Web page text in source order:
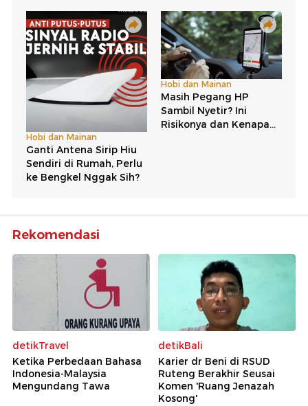
Rekomendasi
detikTravel
Ketika Perbedaan Bahasa
Indonesia-Malaysia
Mengundang Tawa
detikBali
Karier dr Beni di RSUD
Ruteng Berakhir Seusai
Komen 'Ruang Jenazah
Kosong'